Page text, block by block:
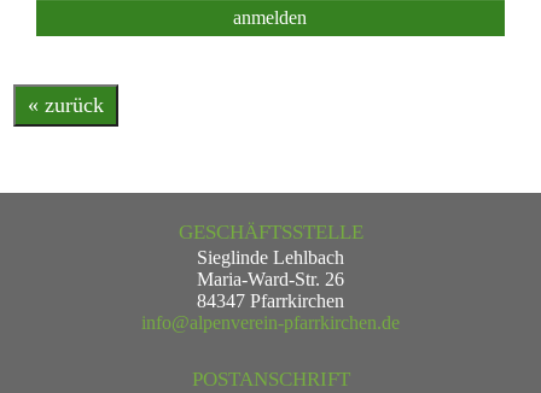
anmelden
« zurück
GESCHÄFTSSTELLE
Sieglinde Lehlbach
Maria-Ward-Str. 26
84347 Pfarrkirchen
info@alpenverein-pfarrkirchen.de
POSTANSCHRIFT